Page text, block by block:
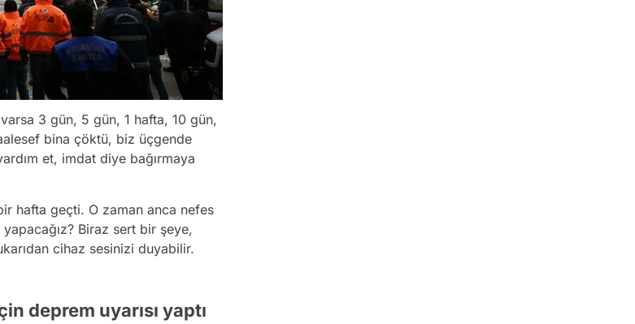
3 gün, 5 gün, 1 hafta, 10 gün,
bina çöktü, biz üçgende
et, imdat diye bağırmaya
hafta geçti. O zaman anca nefes
Biraz sert bir şeye,
cihaz sesinizi duyabilir.
deprem uyarısı yaptı